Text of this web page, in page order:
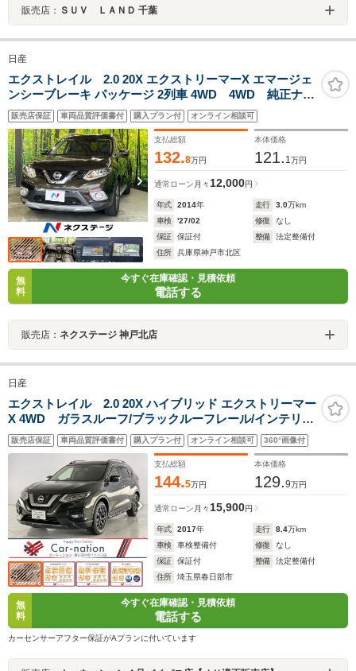
販売店： ＳＵＶ ＬＡＮＤ 千葉
日産
エクストレイル 2.0 20X エクストリーマーX エマージェ
ンシーブレーキ パッケージ 2列車 4WD 4WD 純正ナ
ビ 全周囲カメラ 衝突軽減装置 ETC シートヒータ
ー スマートキー クルコン オートライト LEDヘッ
ド アイドリングストップ Bluetooth接続 地デジ
販売店保証 車両品質評価書付 購入プラン付 オンライン相談可
支払総額
132.8万円
本体価格
121. 1万円
通常ローン 月々12,000円
年式 2014年 走行 3.0万km
車検
'27/02 修復
なし
保証
保証付 整備
法定整備付
住所
兵庫県神戸市北区
無
料
今すぐ在庫確認・見積依頼
電話する
販売店： ネクステージ 神戸北店
日産
エクストレイル 2.0 20X ハイブリッド エクストリーマー
X 4WD ガラスルーフ/ブラックルーフレール/インテリジ
ェントアラビュー・ルームミラー/プロパイロットセット
(車線逸脱防止支援/BSW/RCTA/ハイビームアシスト)/純正
9型ビルトインナビ/Blu-ray再生/Bluetooth/ETC
販売店保証 車両品質評価書付 購入プラン付 オンライン相談可 360°画像付
支払総額
144.5万円
本体価格
129.9万円
通常ローン 月々15,900円
年式 2017年 走行 8.4万km
車検
車検整備付 修復
なし
保証
保証付 整備
法定整備付
住所
埼玉県春日部市
無
料
今すぐ在庫確認・見積依頼
電話する
カーセンサーアフター保証がAプランに付いています